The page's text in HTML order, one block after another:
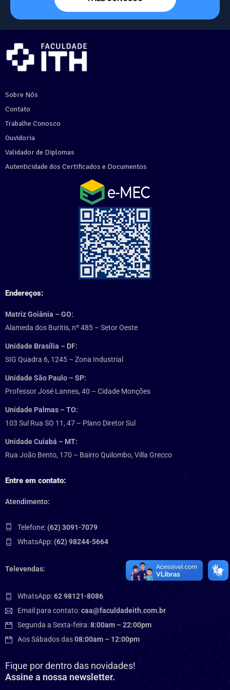
Sobre Nós
Contato
Trabalhe Conosco
Ouvidoria
Validador de Diplomas
Autenticidade dos Certificados e Documentos
Endereços:
Matriz Goiânia – GO:
Alameda dos Buritis, nº 485 – Setor Oeste
Unidade Brasília – DF:
SIG Quadra 6, 1245 – Zona Industrial
Unidade São Paulo – SP:
Professor José Lannes, 40 – Cidade Monções
Unidade Palmas – TO:
103 Sul Rua SO 11, 47 – Plano Diretor Sul
Unidade Cuiabá – MT:
Rua João Bento, 170 – Bairro Quilombo, Villa Grecco
Entre em contato:
Atendimento:
Telefone: (62) 3091-7079
WhatsApp: (62) 98244-5664
Televendas:
WhatsApp:62 98121-8086
Email para contato:caa@faculdadeith.com.br
Segunda a Sexta-feira:8:00am – 22:00pm
Aos Sábados das08:00am – 12:00pm
Fique por dentro das novidades!
Assine a nossa newsletter.